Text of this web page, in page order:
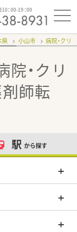
：00-19：00
県 小山市 病院・クリ
院・クリ
師転
駅 から探す